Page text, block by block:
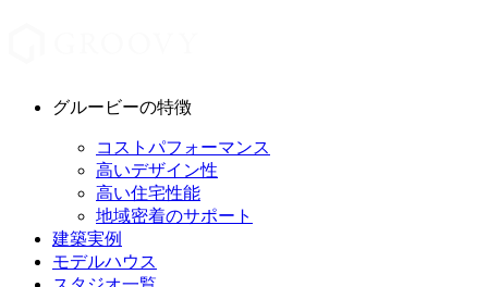
グルービーの特徴
コストパフォーマンス
高いデザイン性
高い住宅性能
地域密着のサポート
建築実例
モデルハウス